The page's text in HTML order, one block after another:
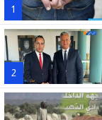
1
2